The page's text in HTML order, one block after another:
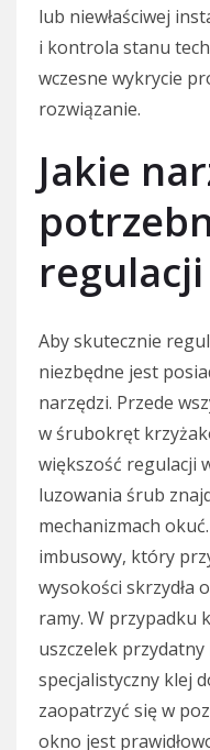
lub niewłaściwej
i kontrola stanu
wczesne wykrycie
rozwiązanie.
Jakie
Aby skutecznie
niezbędne jest
narzędzi. Przede
w śrubokręt
większość regulacji
luzowania śrub
mechanizmach
imbusowy, który
wysokości skrzydła
ramy. W przypadku
uszczelek
specjalistyczny klej
zaopatrzyć się w
okno jest